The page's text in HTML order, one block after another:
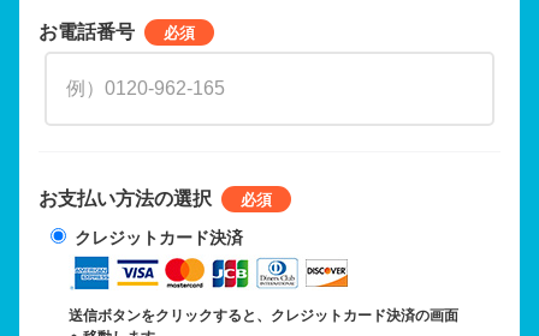
お電話番号
お支払い方法の選択
クレジットカード決済
送信ボタンをクリックすると、クレジットカード決済の画面